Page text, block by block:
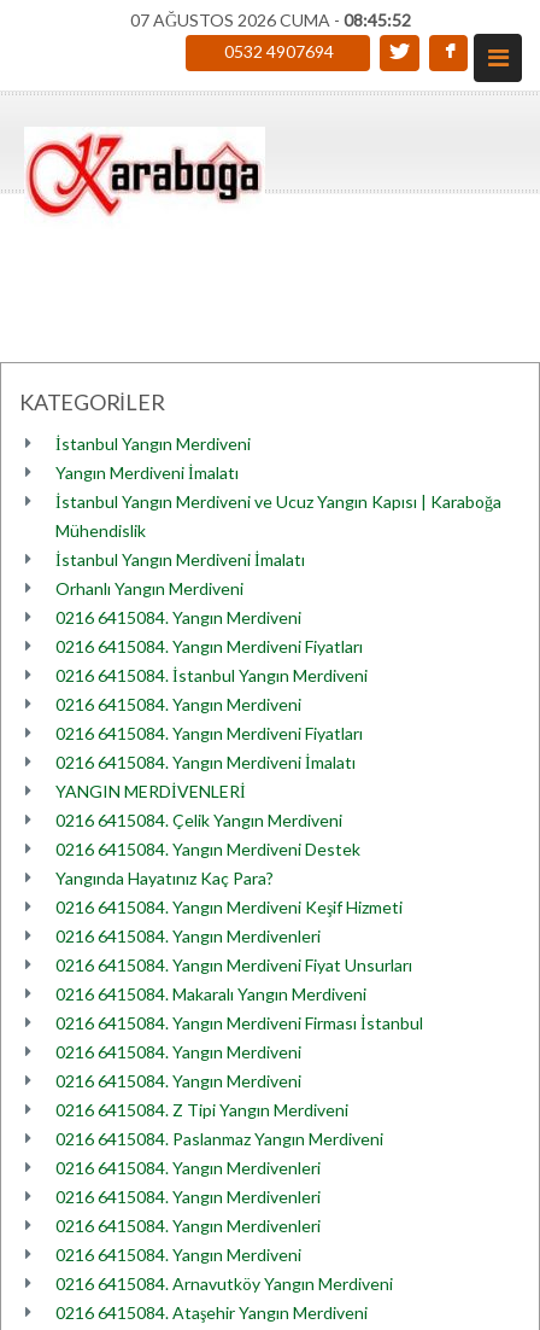
07 AĞUSTOS 2026 CUMA - 08:45:52
0532 4907694
KATEGORİLER
İstanbul Yangın Merdiveni
Yangın Merdiveni İmalatı
İstanbul Yangın Merdiveni ve Ucuz Yangın Kapısı | Karaboğa
Mühendislik
İstanbul Yangın Merdiveni İmalatı
Orhanlı Yangın Merdiveni
0216 6415084. Yangın Merdiveni
0216 6415084. Yangın Merdiveni Fiyatları
0216 6415084. İstanbul Yangın Merdiveni
0216 6415084. Yangın Merdiveni
0216 6415084. Yangın Merdiveni Fiyatları
0216 6415084. Yangın Merdiveni İmalatı
YANGIN MERDİVENLERİ
0216 6415084. Çelik Yangın Merdiveni
0216 6415084. Yangın Merdiveni Destek
Yangında Hayatınız Kaç Para?
0216 6415084. Yangın Merdiveni Keşif Hizmeti
0216 6415084. Yangın Merdivenleri
0216 6415084. Yangın Merdiveni Fiyat Unsurları
0216 6415084. Makaralı Yangın Merdiveni
0216 6415084. Yangın Merdiveni Firması İstanbul
0216 6415084. Yangın Merdiveni
0216 6415084. Yangın Merdiveni
0216 6415084. Z Tipi Yangın Merdiveni
0216 6415084. Paslanmaz Yangın Merdiveni
0216 6415084. Yangın Merdivenleri
0216 6415084. Yangın Merdivenleri
0216 6415084. Yangın Merdivenleri
0216 6415084. Yangın Merdiveni
0216 6415084. Arnavutköy Yangın Merdiveni
0216 6415084. Ataşehir Yangın Merdiveni